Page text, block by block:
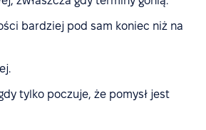
bardziej pod sam koniec niż na
tylko poczuje, że pomysł jest